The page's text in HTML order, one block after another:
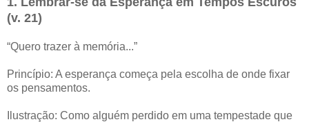
(v. 21)
“Quero trazer à memória...”
Princípio: A esperança começa pela escolha de onde fixar
os pensamentos.
Ilustração: Como alguém perdido em uma tempestade que